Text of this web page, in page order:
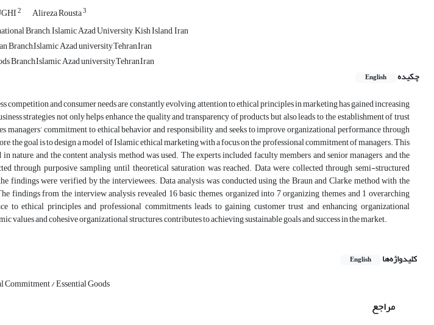
2 Alireza Rousta3
Branch, Islamic Azad University, Kish Island, Iran
Branch,Islamic Azad university,Tehran,Iran
Branch,Islamic Azad university,Tehran,Iran
چکیده
English
competition and consumer needs are constantly evolving, attention to ethical principles in marketing has gained increasing
strategies not only helps enhance the quality and transparency of products but also leads to the establishment of trust
managers’ commitment to ethical behavior and responsibility and seeks to improve organizational performance through
the goal is to design a model of Islamic ethical marketing with a focus on the professional commitment of managers. This
nature, and the content analysis method was used. The experts included faculty members and senior managers, and the
through purposive sampling until theoretical saturation was reached. Data were collected through semi-structured
findings were verified by the interviewees. Data analysis was conducted using the Braun and Clarke method with the
findings from the interview analysis revealed 16 basic themes, organized into 7 organizing themes and 1 overarching
to ethical principles and professional commitments leads to gaining customer trust and enhancing organizational
values and cohesive organizational structures, contributes to achieving sustainable goals and success in the market.
کلیدواژه‌ها English
/ Essential Goods
مراجع